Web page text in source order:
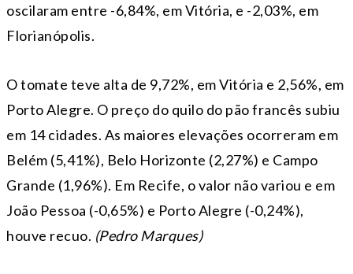
oscilaram entre -6,84%, em Vitória, e -2,03%, em
Florianópolis.
O tomate teve alta de 9,72%, em Vitória e 2,56%, em
Porto Alegre. O preço do quilo do pão francês subiu
em 14 cidades. As maiores elevações ocorreram em
Belém (5,41%), Belo Horizonte (2,27%) e Campo
Grande (1,96%). Em Recife, o valor não variou e em
João Pessoa (-0,65%) e Porto Alegre (-0,24%),
houve recuo. (Pedro Marques)